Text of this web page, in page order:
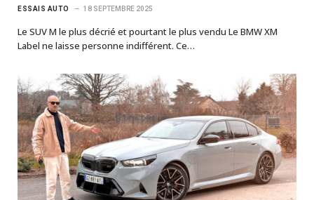
ESSAIS AUTO 18 SEPTEMBRE 2025
Le SUV M le plus décrié et pourtant le plus vendu Le BMW XM
Label ne laisse personne indifférent. Ce…